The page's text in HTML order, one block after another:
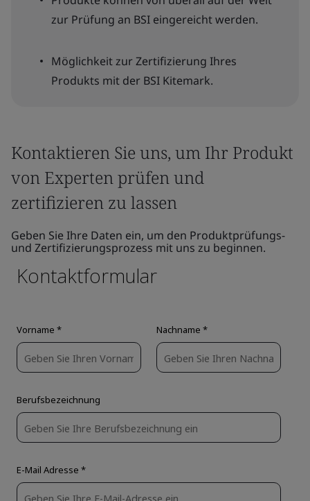
zur Prüfung an BSI eingereicht werden.
Möglichkeit zur Zertifizierung Ihres
Produkts mit der BSI Kitemark.
Kontaktieren Sie uns, um Ihr Produkt
von Experten prüfen und
zertifizieren zu lassen
Geben Sie Ihre Daten ein, um den Produktprüfungs-
und Zertifizierungsprozess mit uns zu beginnen.